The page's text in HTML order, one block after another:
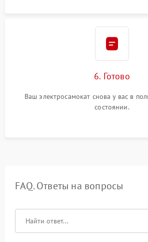
6. Готово
Ваш электросамокат снова у вас в
состоянии.
FAQ. Ответы на вопросы